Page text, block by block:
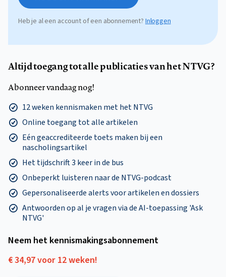
Heb je al een account of een abonnement? Inloggen
Altijd toegang tot alle publicaties van het NTVG?
Abonneer vandaag nog!
12 weken kennismaken met het NTVG
Online toegang tot alle artikelen
Eén geaccrediteerde toets maken bij een
nascholingsartikel
Het tijdschrift 3 keer in de bus
Onbeperkt luisteren naar de NTVG-podcast
Gepersonaliseerde alerts voor artikelen en dossiers
Antwoorden op al je vragen via de AI-toepassing 'Ask
NTVG'
Neem het kennismakings­abonnement
€ 34,97 voor 12 weken!